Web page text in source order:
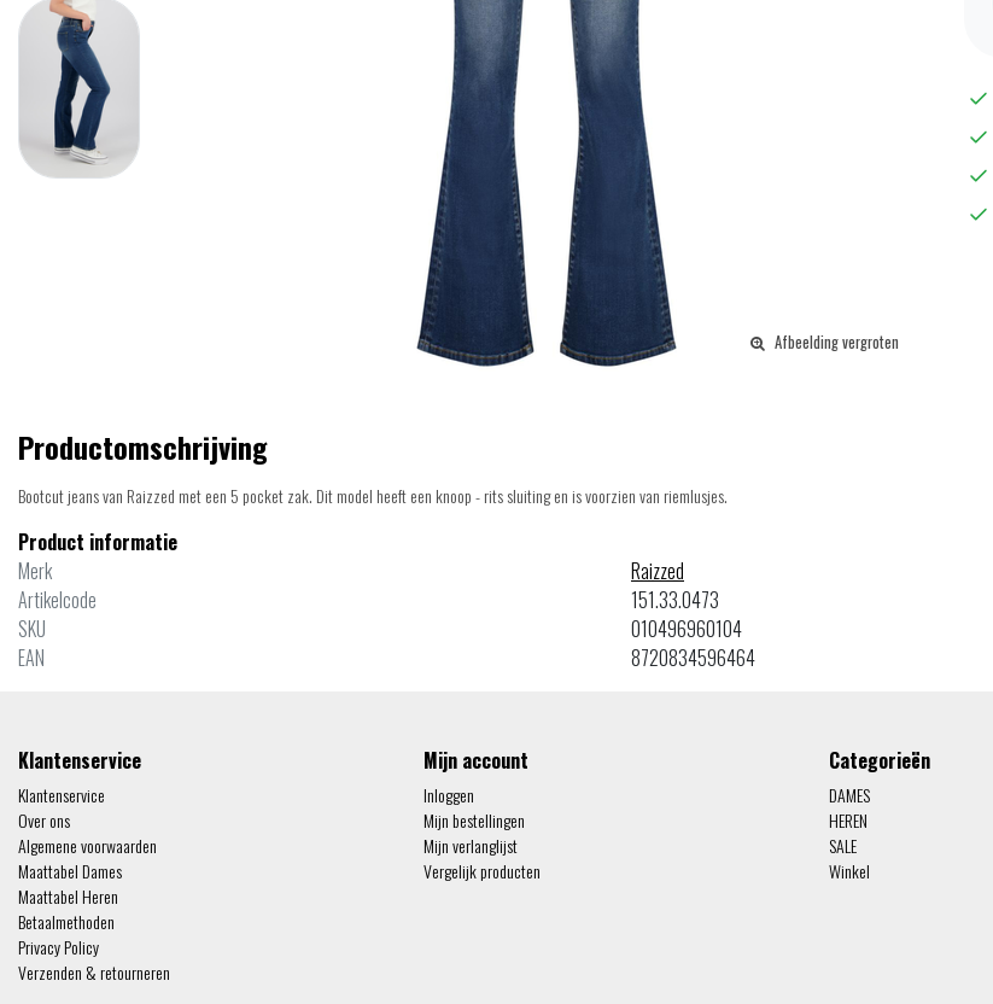
Afbeelding vergroten
Productomschrijving
Bootcut jeans van Raizzed met een 5 pocket zak. Dit model heeft een knoop - rits sluiting en is voorzien van riemlusjes.
Product informatie
Merk
Raizzed
Artikelcode
151.33.0473
SKU
010496960104
EAN
8720834596464
Klantenservice
Klantenservice
Over ons
Algemene voorwaarden
Maattabel Dames
Maattabel Heren
Betaalmethoden
Privacy Policy
Verzenden & retourneren
Mijn account
Inloggen
Mijn bestellingen
Mijn verlanglijst
Vergelijk producten
Categorieën
DAMES
HEREN
SALE
Winkel